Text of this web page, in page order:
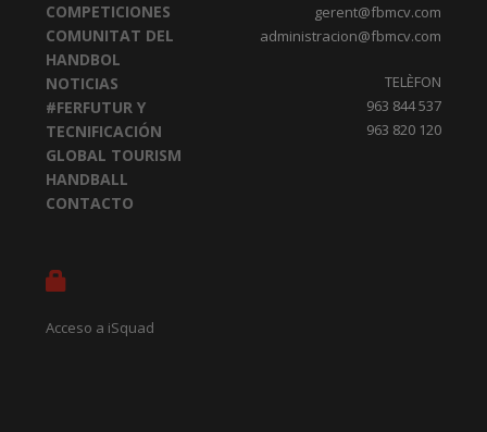
COMPETICIONES
COMUNITAT DEL
HANDBOL
NOTICIAS
#FERFUTUR Y
TECNIFICACIÓN
GLOBAL TOURISM
HANDBALL
CONTACTO
Acceso a iSquad
gerent@fbmcv.com
administracion@fbmcv.com
TELÈFON
963 844 537
963 820 120